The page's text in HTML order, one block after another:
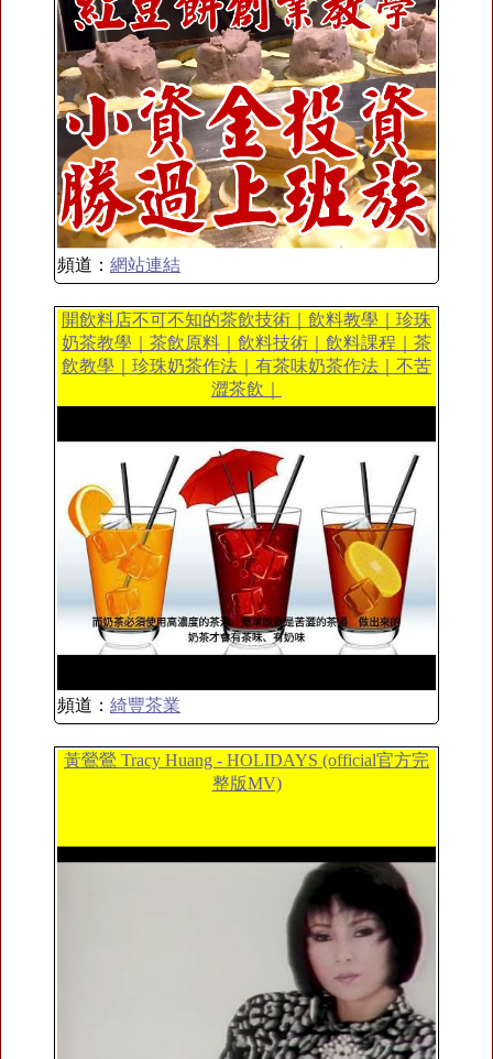
頻道： 網站連結
開飲料店不可不知的茶飲技術｜飲料教學｜珍珠
奶茶教學｜茶飲原料｜飲料技術｜飲料課程｜茶
飲教學｜珍珠奶茶作法｜有茶味奶茶作法｜不苦
澀茶飲｜
頻道： 綺豐茶業
黃鶯鶯 Tracy Huang - HOLIDAYS (official官方完
整版MV)